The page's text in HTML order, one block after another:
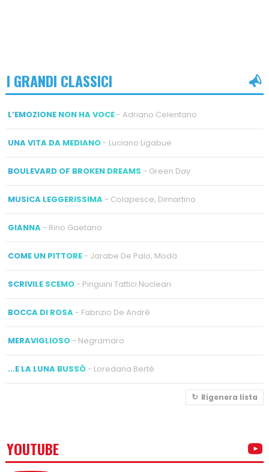
I GRANDI CLASSICI
L’EMOZIONE NON HA VOCE- Adriano Celentano
UNA VITA DA MEDIANO- Luciano Ligabue
BOULEVARD OF BROKEN DREAMS - Green Day
MUSICA LEGGERISSIMA- Colapesce, Dimartino
GIANNA- Rino Gaetano
COME UN PITTORE- Jarabe De Palo, Modà
SCRIVILE SCEMO- Pinguini Tattici Nucleari
BOCCA DI ROSA- Fabrizio De André
MERAVIGLIOSO- Negramaro
...E LA LUNA BUSSÒ- Loredana Bertè
Rigenera lista
YOUTUBE